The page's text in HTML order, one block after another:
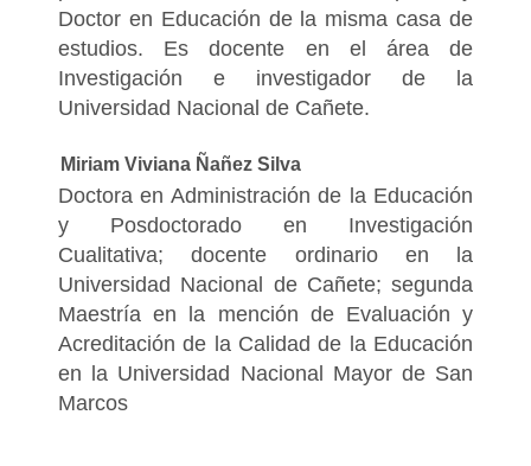
Doctor en Educación de la misma casa de
estudios. Es docente en el área de
Investigación e investigador de la
Universidad Nacional de Cañete.
Miriam Viviana Ñañez Silva
Doctora en Administración de la Educación
y Posdoctorado en Investigación
Cualitativa; docente ordinario en la
Universidad Nacional de Cañete; segunda
Maestría en la mención de Evaluación y
Acreditación de la Calidad de la Educación
en la Universidad Nacional Mayor de San
Marcos